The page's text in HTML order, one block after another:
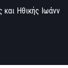
και Ηθικής Ιωάνν